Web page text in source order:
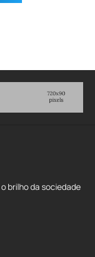
brilho da sociedade